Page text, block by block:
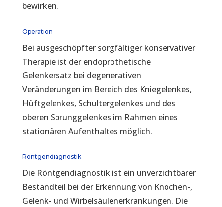
bewirken.
Operation
Bei ausgeschöpfter sorgfältiger konservativer
Therapie ist der endoprothetische
Gelenkersatz bei degenerativen
Veränderungen im Bereich des Kniegelenkes,
Hüftgelenkes, Schultergelenkes und des
oberen Sprunggelenkes im Rahmen eines
stationären Aufenthaltes möglich.
Röntgendiagnostik
Die Röntgendiagnostik ist ein unverzichtbarer
Bestandteil bei der Erkennung von Knochen-,
Gelenk- und Wirbelsäulenerkrankungen. Die